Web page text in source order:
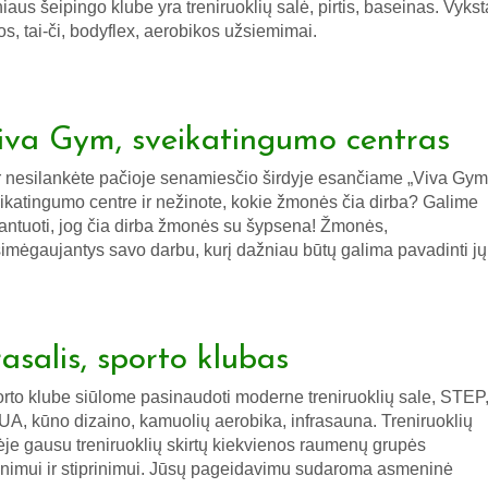
šeipingo klube yra treniruoklių salė, pirtis, baseinas.
tai-či, bodyflex, aerobikos užsiemimai.
Gym, sveikatingumo centras
nesilankėte pačioje senamiesčio širdyje esančiame „Viva
centre ir nežinote, kokie žmonės čia dirba? Galime
jog čia dirba žmonės su šypsena! Žmonės,
savo darbu, kurį dažniau būtų galima pavadinti jų
sporto klubas
klube siūlome pasinaudoti moderne treniruoklių sale, STEP,
kūno dizaino, kamuolių aerobika, infrasauna. Treniruoklių
gausu treniruoklių skirtų kiekvienos raumenų grupės
ir stiprinimui. Jūsų pageidavimu sudaroma asmeninė